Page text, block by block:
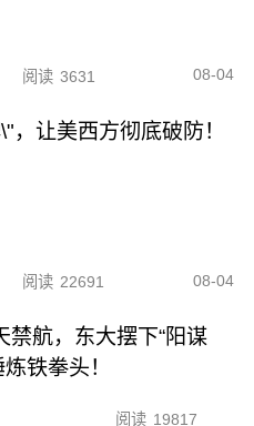
阅读 3631 08-04
，让美西方彻底破防！
阅读 22691 08-04
禁航，东大摆下“阳谋
铁拳头！
阅读 19817